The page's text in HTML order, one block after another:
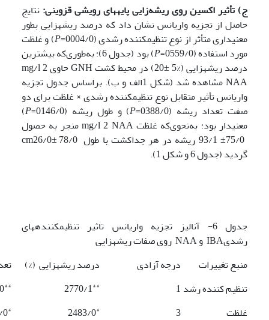
ج) تأثیر اکسین روی ریشه‌زایی پایه­های رویشی قزوینی: نتایج
حاصل از تجزیه واریانس نشان داد که درصد ریشه­زایی بطور
معنی­داری متأثر از نوع تنظیم­کننده رشدی (0004/0=
P) و غلظت
مورد استفاده (0559/0=
P
) بود (جدول 6)؛ به‌طوری‌که بیشترین
درصد ریشه­زایی (%5 ±20) در محیط­ کشت GNH حاوی mg/l 2
NAA مشاهده شد (شکل 1الف و ب). براساس جدول تجزیه
واریانس تأثیر متقابل نوع تنظیم­کننده رشدی × غلظت برای دو
صفت تعداد ریشه (0388/0=
P) و طول ریشه (0146/0= P
)
معنی­دار بود؛ به‌نحوی‌که غلظت mg/l 2 NAA منجر به حصول
75/0± 93/1 ریشه در هر جداکشت با طول cm26/0± 78/0
گردید (جدول 6 و شکل 1).
جدول 6- آنالیز تجزیه واریانس تاثیر تنظیم­کنند­ه­های
رشدیIBA و NAA روی صفات ریشه­زایی
منبع تغییرات
درجه آزادی درصد ریشه­زایی (%)
تنظیم کننده رشد 1
**
2770/1
**
غلظت
3
*
2483/0
*